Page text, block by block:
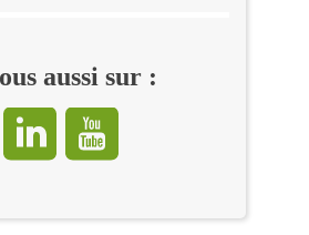
aussi sur :